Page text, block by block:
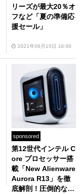
リーズが最大20％オ
フなど「夏の準備応
援セール」
2021年06月15日 16:00
sponsored
第12世代インテル C
ore プロセッサー搭
載「New Alienware
Aurora R13」を徹
底解剖！圧倒的な存